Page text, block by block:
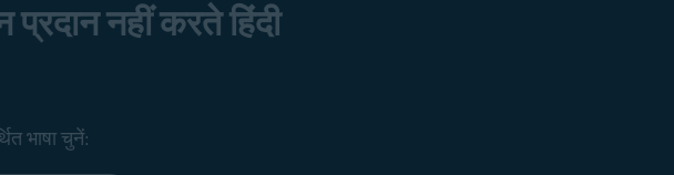
नहीं करते हिंदी
भाषा चुनें: